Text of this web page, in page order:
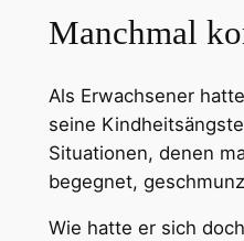
Manchmal
Als Erwachsener
seine
Situationen, denen
begegnet,
Wie hatte er sich